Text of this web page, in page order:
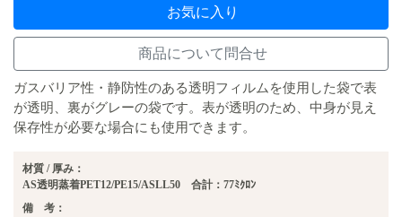
お気に入り
商品について問合せ
ガスバリア性・静防性のある透明フィルムを使用した袋で表
が透明、裏がグレーの袋です。表が透明のため、中身が見え
保存性が必要な場合にも使用できます。
材質 / 厚み：
AS透明蒸着PET12/PE15/ASLL50 合計：77ﾐｸﾛﾝ
備 考：